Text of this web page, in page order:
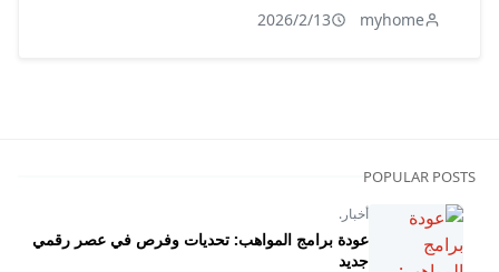
myhome
2026/2/13
POPULAR POSTS
أخبار.
عودة برامج المواهب: تحديات وفرص في عصر رقمي
جديد